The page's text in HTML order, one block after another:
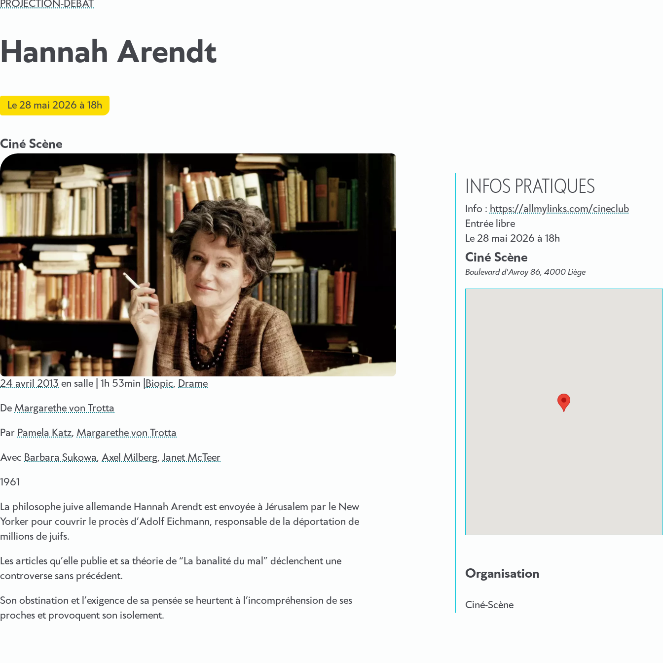
PROJECTION-DÉBAT
Hannah Arendt
Le 28 mai 2026 à 18h
Ciné Scène
24 avril 2013 en salle | 1h 53min | Biopic, Drame
De Margarethe von Trotta
Par Pamela Katz, Margarethe von Trotta
Avec Barbara Sukowa, Axel Milberg, Janet McTeer
1961
La philosophe juive allemande Hannah Arendt est envoyée à Jérusalem par le New
Yorker pour couvrir le procès d’Adolf Eichmann, responsable de la déportation de
millions de juifs.
Les articles qu’elle publie et sa théorie de “La banalité du mal” déclenchent une
controverse sans précédent.
Son obstination et l’exigence de sa pensée se heurtent à l’incompréhension de ses
proches et provoquent son isolement.
INFOS PRATIQUES
Info : https://allmylinks.com/cineclub
Entrée libre
Le 28 mai 2026 à 18h
Ciné Scène
Boulevard d'Avroy 86, 4000 Liège
Organisation
Ciné-Scène